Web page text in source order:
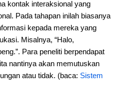
kontak interaksional yang
Pada tahapan inilah biasanya
kepada mereka yang
Misalnya, “Halo,
Para peneliti berpendapat
nantinya akan memutuskan
atau tidak. (baca: Sistem